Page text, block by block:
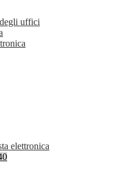
uffici
elettronica